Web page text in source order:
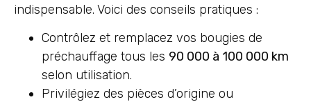
indispensable. Voici des conseils pratiques :
Contrôlez et remplacez vos bougies de
préchauffage tous les 90 000 à 100 000 km
selon utilisation.
Privilégiez des pièces d’origine ou